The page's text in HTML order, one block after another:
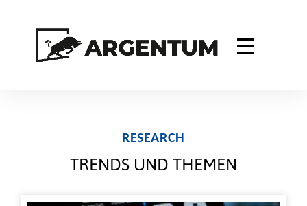
RESEARCH
TRENDS UND THEMEN